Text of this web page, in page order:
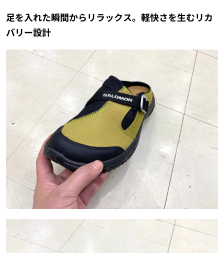
足を入れた瞬間からリラックス。軽快さを生むリカ
バリー設計